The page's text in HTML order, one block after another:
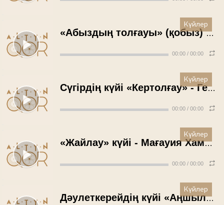
«Абыздың толғауы» (қобыз) - Дәулет Мықтыбаев (1964 жыл)
00:00 / 00:00
Күйлер
Сүгірдің күйі «Кертолғау» - Генерал Асқаров (1965 жыл)
00:00 / 00:00
Күйлер
«Жайлау» күйі - Мағауия Хамзин (1966 жыл)
00:00 / 00:00
Күйлер
Дәулеткерейдің күйі «Аңшылық» - Шәміл Әбілтай ( 1967 жыл)
Күйлер